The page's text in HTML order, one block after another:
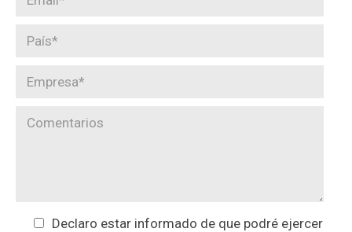
Declaro estar informado de que podré ejercer